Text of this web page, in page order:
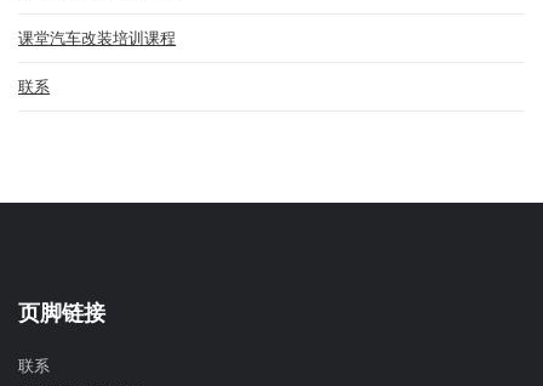
课堂汽车改装培训课程
联系
页脚链接
联系